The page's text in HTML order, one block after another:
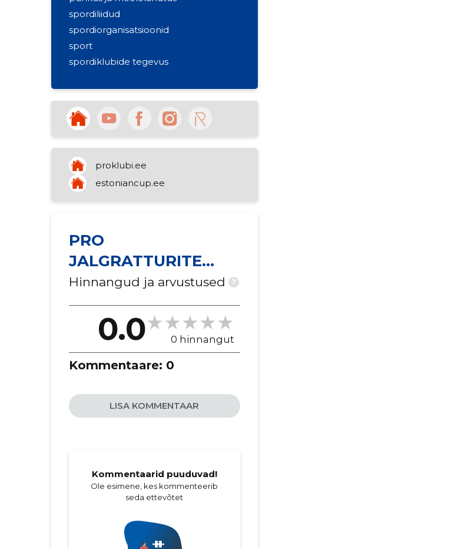
spordiliidud
spordiorganisatsioonid
sport
spordiklubide tegevus
proklubi.ee
estoniancup.ee
PRO
JALGRATTURITE
KLUBI MTÜ
Hinnangud ja arvustused ?
0.0 0 hinnangut
Kommentaare: 0
LISA KOMMENTAAR
Kommentaarid puuduvad!
Ole esimene, kes kommenteerib
seda ettevõtet